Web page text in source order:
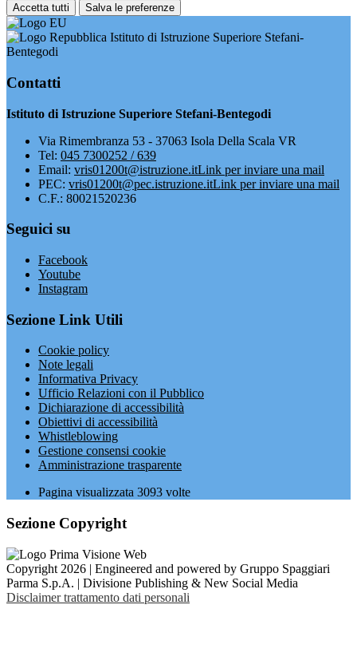
Accetta tutti Salva le preferenze
Istituto di Istruzione Superiore Stefani-
Bentegodi
Contatti
Istituto di Istruzione Superiore Stefani-Bentegodi
Via Rimembranza 53 - 37063 Isola Della Scala VR
Tel: 045 7300252 / 639
Email: vris01200t@istruzione.itLink per inviare una mail
PEC: vris01200t@pec.istruzione.itLink per inviare una mail
C.F.: 80021520236
Seguici su
Facebook
Youtube
Instagram
Sezione Link Utili
Cookie policy
Note legali
Informativa Privacy
Ufficio Relazioni con il Pubblico
Dichiarazione di accessibilità
Obiettivi di accessibilità
Whistleblowing
Gestione consensi cookie
Amministrazione trasparente
Pagina visualizzata 3093 volte
Sezione Copyright
Copyright 2026 | Engineered and powered by Gruppo Spaggiari
Parma S.p.A. | Divisione Publishing & New Social Media
Disclaimer trattamento dati personali